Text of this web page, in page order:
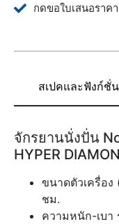
กดขอใบเสนอราคา
สเปคและฟังก์ชั่น
จักรยานนั่งปั่น
HYPER
ขนาดตัวเครื่อง
ชม.
ความหนัก-เบา